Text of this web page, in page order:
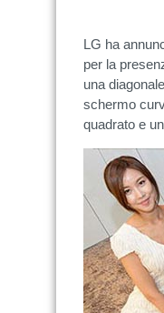
LG ha
per la
una
schermo
quadrato e